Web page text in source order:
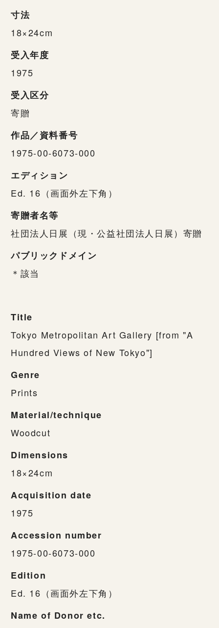
寸法
18×24cm
受入年度
1975
受入区分
寄贈
作品／資料番号
1975-00-6073-000
エディション
Ed. 16（画面外左下角）
寄贈者名等
社団法人日展（現・公益社団法人日展）寄贈
パブリックドメイン
＊該当
Title
Tokyo Metropolitan Art Gallery [from "A
Hundred Views of New Tokyo"]
Genre
Prints
Material/technique
Woodcut
Dimensions
18×24cm
Acquisition date
1975
Accession number
1975-00-6073-000
Edition
Ed. 16（画面外左下角）
Name of Donor etc.